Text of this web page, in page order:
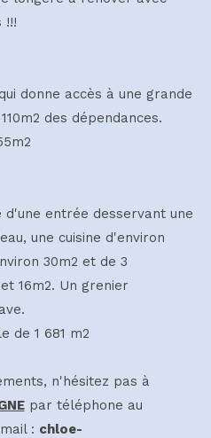
!!!
donne accès à une grande
des dépendances.
d'une entrée desservant une
une cuisine d'environ
30m2 et de 3
16m2. Un grenier
de 1 681 m2
n'hésitez pas à
par téléphone au
: chloe-